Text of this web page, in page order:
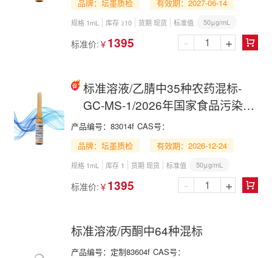
品牌：坛墨质检
有效期：2027-06-14
规格 1mL 库存 ≥10 货期 现货 标准值 50μg/mL
标准价: ￥ 1395 
- +
标准溶液/乙腈中35种农药混标-
GC-MS-1/2026年国家食品污染物
和有害因素风险监测工作手册 第
四节(一)-GC-MS
产品编号： 83014f CAS号：
品牌：坛墨质检
有效期：2026-12-24
规格 1mL 库存 1 货期 现货 标准值 50μg/mL
标准价: ￥ 1395 
- +
标准溶液/丙酮中64种混标
产品编号： 定制83604f CAS号：